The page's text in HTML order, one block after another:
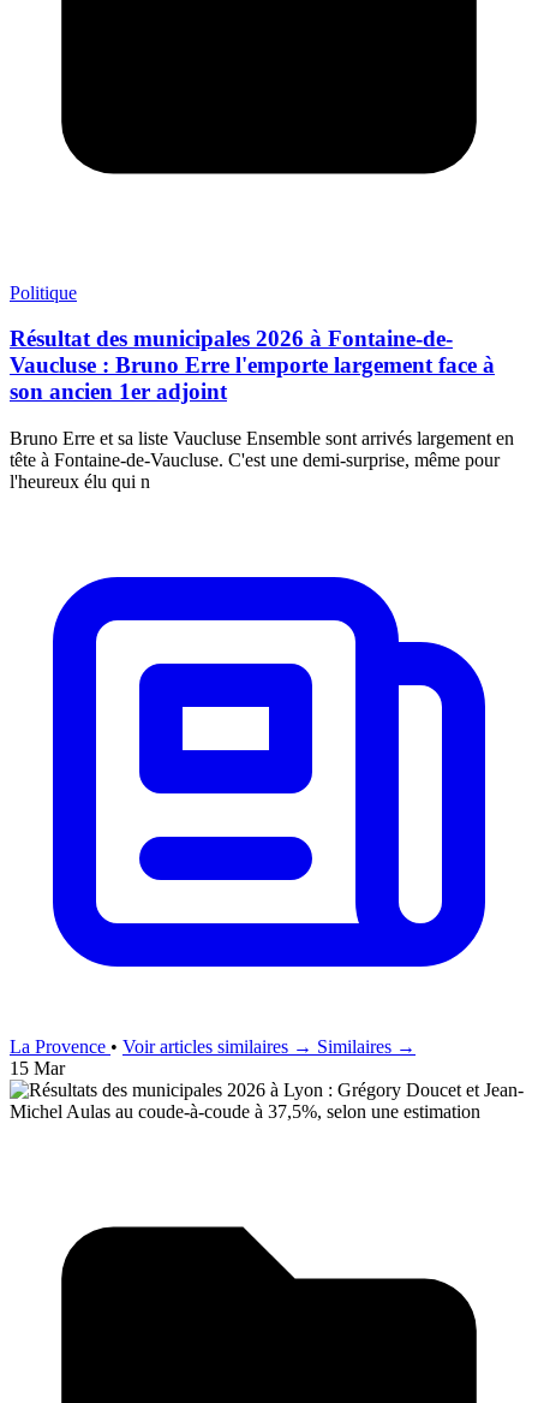
Politique
Résultat des municipales 2026 à Fontaine-de-
Vaucluse : Bruno Erre l'emporte largement face à
son ancien 1er adjoint
Bruno Erre et sa liste Vaucluse Ensemble sont arrivés largement en
tête à Fontaine-de-Vaucluse. C'est une demi-surprise, même pour
l'heureux élu qui n
La Provence • Voir articles similaires → Similaires →
15 Mar